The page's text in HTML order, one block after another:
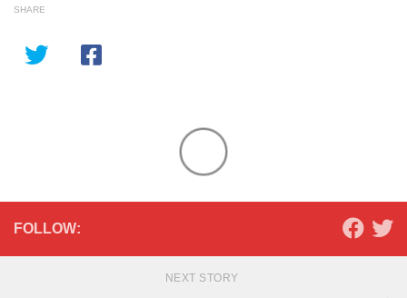
SHARE
FOLLOW:
NEXT STORY